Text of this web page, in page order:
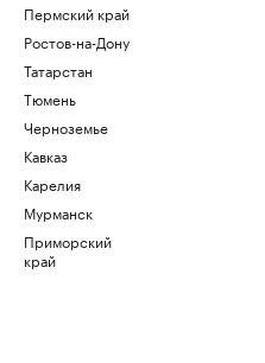
Пермский край
Ростов-на-Дону
Татарстан
Тюмень
Черноземье
Кавказ
Карелия
Мурманск
Приморский
край